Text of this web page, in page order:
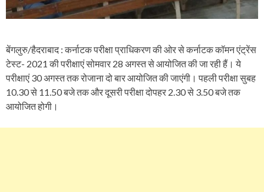
बेंगलुरु/हैदराबाद : कर्नाटक परीक्षा प्राधिकरण की ओर से कर्नाटक कॉमन एंट्रेंस
टेस्ट- 2021 की परीक्षाएं सोमवार 28 अगस्त से आयोजित की जा रही हैं। ये
परीक्षाएं 30 अगस्त तक रोजाना दो बार आयोजित की जाएंगी। पहली परीक्षा सुबह
10.30 से 11.50 बजे तक और दूसरी परीक्षा दोपहर 2.30 से 3.50 बजे तक
आयोजित होगी।